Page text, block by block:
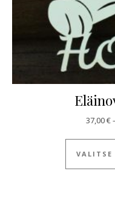
37,00€